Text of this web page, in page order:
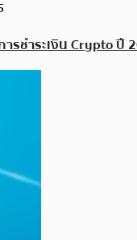
รชำระเงิน Crypto ปี